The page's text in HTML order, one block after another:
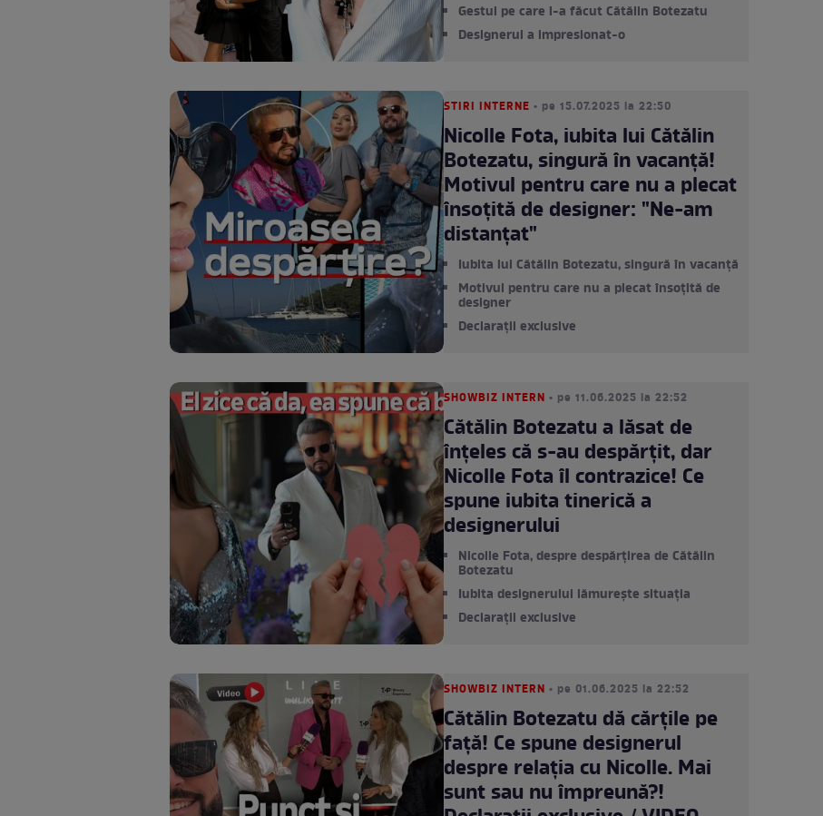
Gestul pe care l-a făcut Cătălin Botezatu
Designerul a impresionat-o
STIRI INTERNE • pe 15.07.2025 la 22:50
Nicolle Fota, iubita lui Cătălin
Botezatu, singură în vacanță!
Motivul pentru care nu a plecat
însoțită de designer: "Ne-am
distanțat"
Iubita lui Cătălin Botezatu, singură în vacanță
Motivul pentru care nu a plecat însoțită de
designer
Declarații exclusive
SHOWBIZ INTERN • pe 11.06.2025 la 22:52
Cătălin Botezatu a lăsat de
înţeles că s-au despărţit, dar
Nicolle Fota îl contrazice! Ce
spune iubita tinerică a
designerului
Nicolle Fota, despre despărțirea de Cătălin
Botezatu
Iubita designerului lămurește situația
Declarații exclusive
SHOWBIZ INTERN • pe 01.06.2025 la 22:52
Cătălin Botezatu dă cărțile pe
față! Ce spune designerul
despre relația cu Nicolle. Mai
sunt sau nu împreună?!